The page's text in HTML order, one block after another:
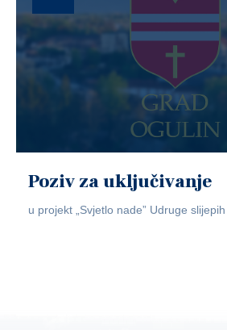
Poziv za uključivanje
u projekt „Svjetlo nade” Udruge